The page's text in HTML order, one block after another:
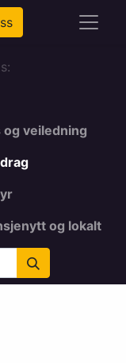
og veiledning
og lokalt